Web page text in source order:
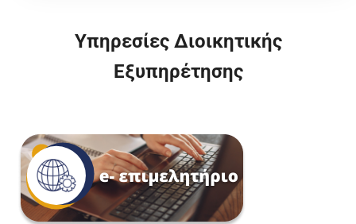
Υπηρεσίες Διοικητικής
Εξυπηρέτησης